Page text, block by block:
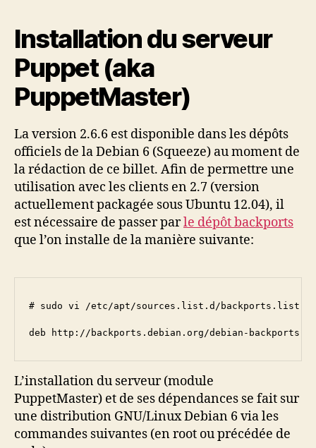
Installation du serveur
Puppet (aka
PuppetMaster)
La version 2.6.6 est disponible dans les dépôts
officiels de la Debian 6 (Squeeze) au moment de
la rédaction de ce billet. Afin de permettre une
utilisation avec les clients en 2.7 (version
actuellement packagée sous Ubuntu 12.04), il
est nécessaire de passer parle dépôt backports
que l’on installe de la manière suivante:
# sudo vi /etc/apt/sources.list.d/backports.list
deb http://backports.debian.org/debian-backports
L’installation du serveur (module
PuppetMaster) et de ses dépendances se fait sur
une distribution GNU/Linux Debian 6 via les
commandes suivantes (en root ou précédée de